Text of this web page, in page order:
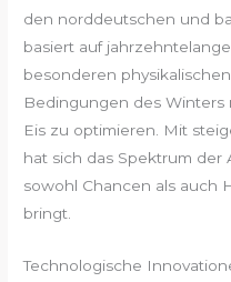
den norddeutschen und
basiert auf
besonderen
Bedingungen des
Eis zu optimieren. Mit
hat sich das Spektrum der
sowohl Chancen als auch
bringt.
Technologische